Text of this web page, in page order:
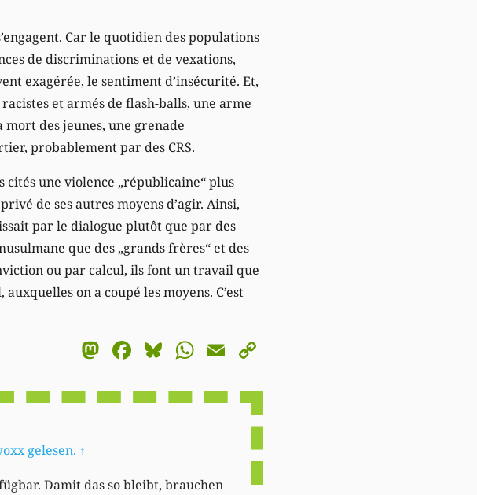
Car le quotidien des populations
de discriminations et de vexations,
exagérée, le sentiment d’insécurité. Et,
et armés de flash-balls, une arme
des jeunes, une grenade
probablement par des CRS.
cités une violence „républicaine“ plus
de ses autres moyens d’agir. Ainsi,
par le dialogue plutôt que par des
que des „grands frères“ et des
ou par calcul, ils font un travail que
on a coupé les moyens. C’est
Mastodon
Facebook
Bluesky
WhatsApp
Email
gelesen. ↑
Damit das so bleibt, brauchen